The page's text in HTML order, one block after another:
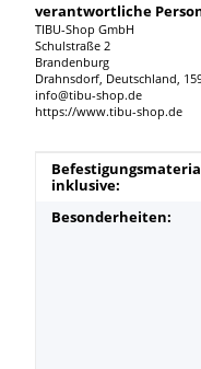
verantwortliche
TIBU-Shop GmbH
Schulstraße 2
Brandenburg
Drahnsdorf, Deutschland,
info@tibu-shop.de
https://www.tibu-shop.de
Produkteigenschaft
Wert
inklusive:
Besonderheiten: